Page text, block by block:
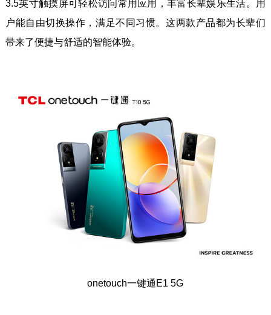
3.5英寸触摸屏可轻松访问常用应用，丰富长辈娱乐生活。用
户能自由切换操作，满足不同习惯。这两款产品都为长辈们
带来了便捷与舒适的智能体验。
onetouch一键通E1 5G